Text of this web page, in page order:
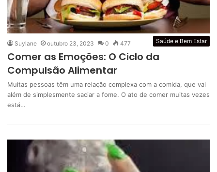
Saúde e Bem Estar
Suylane outubro 23, 2023 0 477
Comer as Emoções: O Ciclo da
Compulsão Alimentar
Muitas pessoas têm uma relação complexa com a comida, que vai
além de simplesmente saciar a fome. O ato de comer muitas vezes
está…